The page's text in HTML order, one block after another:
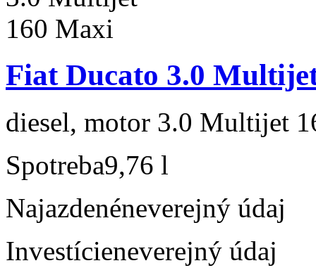
Fiat Ducato 3.0
diesel, motor 3.0 Multijet
Spotreba9,76 l
Najazdenéneverejný údaj
Investícieneverejný údaj